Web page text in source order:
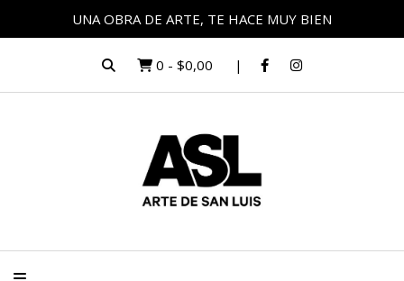
UNA OBRA DE ARTE, TE HACE MUY BIEN
0 - $0,00